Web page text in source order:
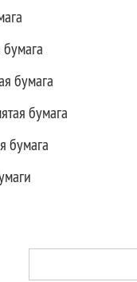
бумага
бумага
бумага